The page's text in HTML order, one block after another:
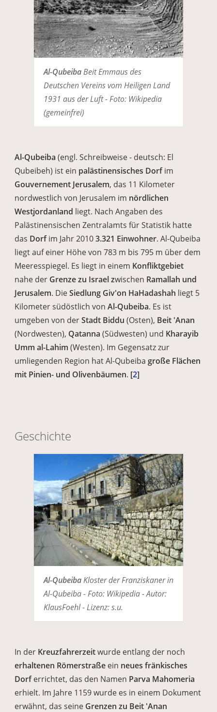
Al-QubeibaBeit Emmaus des
Deutschen Vereins vom Heiligen Land
1931 aus der Luft - Foto: Wikipedia
(gemeinfrei)
Al-Qubeiba (engl. Schreibweise - deutsch: El
Qubeibeh) ist ein palästinensisches Dorfim
Gouvernement Jerusalem, das 11 Kilometer
nordwestlich von Jerusalem im nördlichen
Westjordanland liegt. Nach Angaben des
Palästinensischen Zentralamts für Statistik hatte
das Dorfim Jahr 20103.321 Einwohner. Al-Qubeiba
liegt auf einer Höhe von 783 m bis 795 m über dem
Meeresspiegel. Es liegt in einem Konfliktgebiet
nahe der Grenze zu Israel zwischen Ramallah und
Jerusalem. DieSiedlung Giv'on HaHadashah liegt 5
Kilometer südöstlich von Al-Qubeiba. Es ist
umgeben von derStadt Biddu (Osten), Beit 'Anan
(Nordwesten), Qatanna (Südwesten) und Kharayib
Umm al-Lahim (Westen). Im Gegensatz zur
umliegenden Region hat Al-Qubeiba große Flächen
mit Pinien- und Olivenbäumen. [2]
Geschichte
Al-QubeibaKloster der Franziskaner in
Al-Qubeiba - Foto: Wikipedia - Autor:
KlausFoehl - Lizenz: s.u.
In der Kreuzfahrerzeitwurde entlang der noch
erhaltenen Römerstraße ein neues fränkisches
Dorferrichtet, das den Namen Parva Mahomeria
erhielt. Im Jahre 1159 wurde es in einem Dokument
erwähnt, das seine Grenzen zu Beit 'Anan